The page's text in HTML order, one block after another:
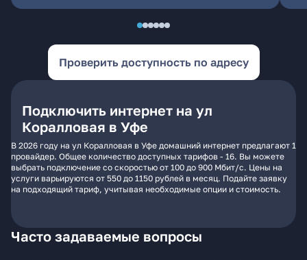
Проверить доступность по адресу
Подключить интернет на ул
Коралловая в Уфе
В 2026 году на ул Коралловая в Уфе домашний интернет предлагают 1
провайдер. Общее количество доступных тарифов - 16. Вы можете
выбрать подключение со скоростью от 100 до 900 Мбит/с. Цены на
услуги варьируются от 550 до 1150 рублей в месяц. Подайте заявку
на подходящий тариф, учитывая необходимые опции и стоимость.
Часто задаваемые вопросы